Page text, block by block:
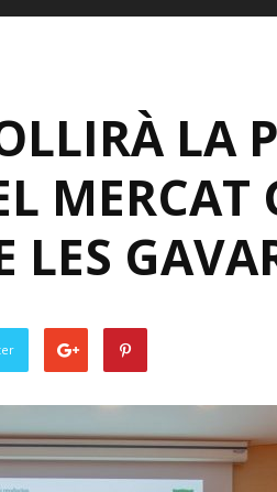
LA
MERCAT
LES